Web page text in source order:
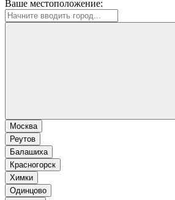
Ваше местоположение:
Москва
Реутов
Балашиха
Красногорск
Химки
Одинцово